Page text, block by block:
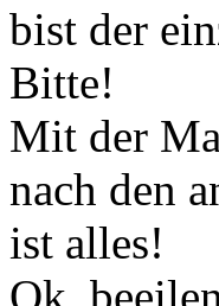
bist der
Bitte!
Mit der
nach den
ist alles!
Ok,